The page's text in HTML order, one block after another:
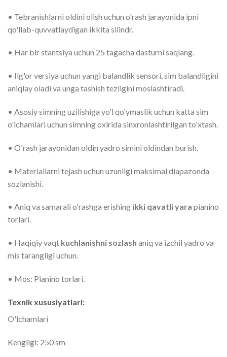
• Tebranishlarni oldini olish uchun o'rash jarayonida ipni
qo'llab-quvvatlaydigan ikkita silindr.
• Har bir stantsiya uchun 25 tagacha dasturni saqlang.
• Ilg'or versiya uchun yangi balandlik sensori, sim balandligini
aniqlay oladi va unga tashish tezligini moslashtiradi.
• Asosiy simning uzilishiga yo'l qo'ymaslik uchun katta sim
o'lchamlari uchun simning oxirida sinxronlashtirilgan to'xtash.
• O'rash jarayonidan oldin yadro simini oldindan burish.
• Materiallarni tejash uchun uzunligi maksimal diapazonda
sozlanishi.
• Aniq va samarali o'rashga erishing ikki qavatli yara pianino
torlari.
• Haqiqiy vaqt kuchlanishni sozlash aniq va izchil yadro va
mis tarangligi uchun.
• Mos: Pianino torlari.
Texnik xususiyatlari:
O'lchamlari
Kengligi: 250 sm